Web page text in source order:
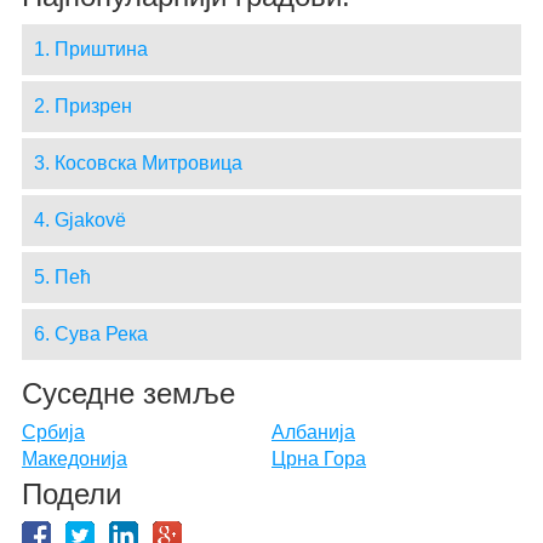
1. Приштина
2. Призрен
3. Косовска Митровица
4. Gjakovë
5. Пећ
6. Сува Река
Суседне земље
Србија
Албанија
Македонија
Црна Гора
Подели